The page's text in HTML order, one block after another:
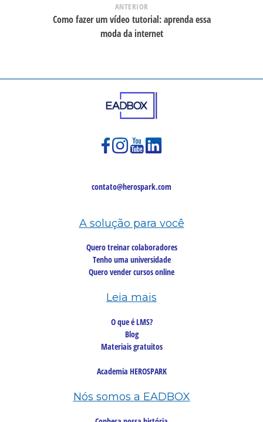
ANTERIOR
Como fazer um vídeo tutorial: aprenda essa
moda da internet
contato@herospark.com
A solução para você
Quero treinar colaboradores
Tenho uma universidade
Quero vender cursos online
Leia mais
O que é LMS?
Blog
Materiais gratuitos
Academia HEROSPARK
Nós somos a EADBOX